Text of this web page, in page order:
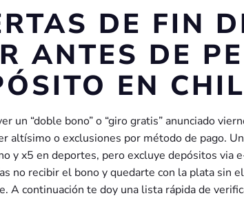
DE FIN
ANTES DE
EN
un “doble bono” o “giro gratis” anunciado
altísimo o exclusiones por método de pago.
y x5 en deportes, pero excluye depósitos
no recibir el bono y quedarte con la plata sin
A continuación te doy una lista rápida de